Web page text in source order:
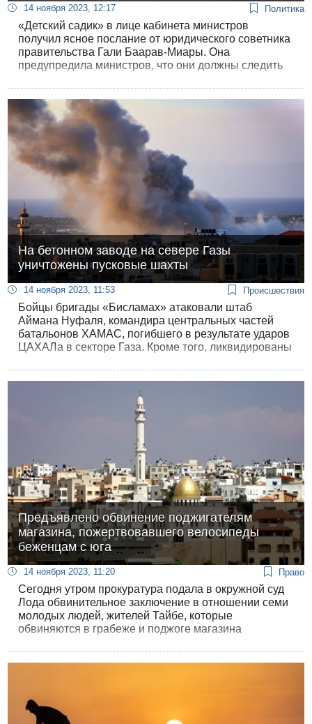
14 ноября 2023, 12:17 Политика
«Детский садик» в лице кабинета министров
получил ясное послание от юридического советника
правительства Гали Баарав-Миары. Она
предупредила министров, что они должны следить
ХАМАСом.
На бетонном заводе на севере Газы
уничтожены пусковые шахты
14 ноября 2023, 11:53 Происшествия
Бойцы бригады «Бисламах» атаковали штаб
Аймана Нуфаля, командира центральных частей
батальонов ХАМАС, погибшего в результате ударов
ЦАХАЛа в секторе Газа. Кроме того, ликвидированы
Предъявлено обвинение поджигателям
магазина, пожертвовавшего велосипеды
беженцам с юга
14 ноября 2023, 11:20 Право
Сегодня утром прокуратура подала в окружной суд
Лода обвинительное заключение в отношении семи
молодых людей, жителей Тайбе, которые
обвиняются в грабеже и поджоге магазина
националистическим соображениям.